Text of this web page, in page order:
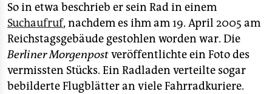
So in etwa beschrieb er sein Rad in einem
Suchaufruf, nachdem es ihm am 19. April 2005 am
Reichstagsgebäude gestohlen worden war. Die
Berliner Morgenpostveröffentlichte ein Foto des
vermissten Stücks. Ein Radladen verteilte sogar
bebilderte Flugblätter an viele Fahrradkuriere.